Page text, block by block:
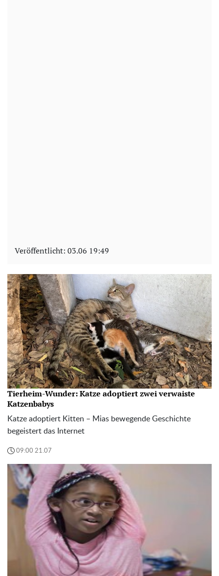
Veröffentlicht: 03.06 19:49
Tierheim-Wunder: Katze adoptiert zwei verwaiste
Katzenbabys
Katze adoptiert Kitten – Mias bewegende Geschichte
begeistert das Internet
09:00 21.07